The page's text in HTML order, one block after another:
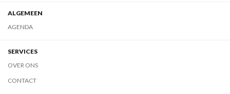
ALGEMEEN
AGENDA
SERVICES
OVER ONS
CONTACT